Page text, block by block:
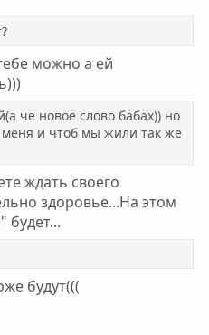
можно а ей
че новое слово бабах)) но
и чтоб мы жили так же
ждать своего
здоровье...На этом
будет...
будут(((